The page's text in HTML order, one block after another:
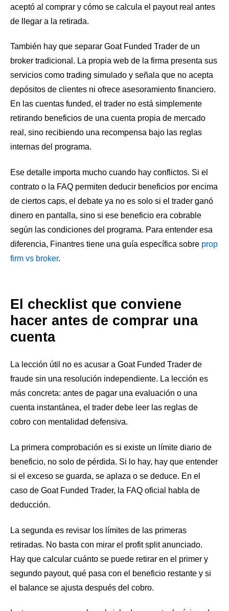
aceptó al comprar y cómo se calcula el payout real antes
de llegar a la retirada.
También hay que separar Goat Funded Trader de un
broker tradicional. La propia web de la firma presenta sus
servicios como trading simulado y señala que no acepta
depósitos de clientes ni ofrece asesoramiento financiero.
En las cuentas funded, el trader no está simplemente
retirando beneficios de una cuenta propia de mercado
real, sino recibiendo una recompensa bajo las reglas
internas del programa.
Ese detalle importa mucho cuando hay conflictos. Si el
contrato o la FAQ permiten deducir beneficios por encima
de ciertos caps, el debate ya no es solo si el trader ganó
dinero en pantalla, sino si ese beneficio era cobrable
según las condiciones del programa. Para entender esa
diferencia, Finantres tiene una guía específica sobre prop
firm vs broker.
El checklist que conviene
hacer antes de comprar una
cuenta
La lección útil no es acusar a Goat Funded Trader de
fraude sin una resolución independiente. La lección es
más concreta: antes de pagar una evaluación o una
cuenta instantánea, el trader debe leer las reglas de
cobro con mentalidad defensiva.
La primera comprobación es si existe un límite diario de
beneficio, no solo de pérdida. Si lo hay, hay que entender
si el exceso se guarda, se aplaza o se deduce. En el
caso de Goat Funded Trader, la FAQ oficial habla de
deducción.
La segunda es revisar los límites de las primeras
retiradas. No basta con mirar el profit split anunciado.
Hay que calcular cuánto se puede retirar en el primer y
segundo payout, qué pasa con el beneficio restante y si
el balance se ajusta después del cobro.